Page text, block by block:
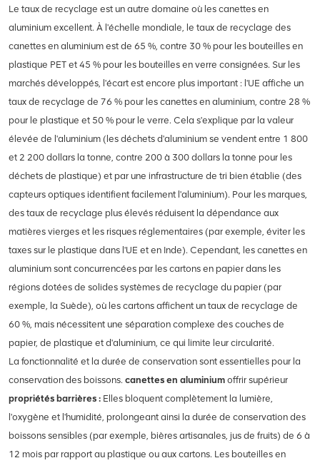
Le taux de recyclage est un autre domaine où les canettes en
aluminium excellent. À l'échelle mondiale, le taux de recyclage des
canettes en aluminium est de 65 %, contre 30 % pour les bouteilles en
plastique PET et 45 % pour les bouteilles en verre consignées. Sur les
marchés développés, l'écart est encore plus important : l'UE affiche un
taux de recyclage de 76 % pour les canettes en aluminium, contre 28 %
pour le plastique et 50 % pour le verre. Cela s'explique par la valeur
élevée de l'aluminium (les déchets d'aluminium se vendent entre 1 800
et 2 200 dollars la tonne, contre 200 à 300 dollars la tonne pour les
déchets de plastique) et par une infrastructure de tri bien établie (des
capteurs optiques identifient facilement l'aluminium). Pour les marques,
des taux de recyclage plus élevés réduisent la dépendance aux
matières vierges et les risques réglementaires (par exemple, éviter les
taxes sur le plastique dans l'UE et en Inde). Cependant, les canettes en
aluminium sont concurrencées par les cartons en papier dans les
régions dotées de solides systèmes de recyclage du papier (par
exemple, la Suède), où les cartons affichent un taux de recyclage de
60 %, mais nécessitent une séparation complexe des couches de
papier, de plastique et d'aluminium, ce qui limite leur circularité.
La fonctionnalité et la durée de conservation sont essentielles pour la
conservation des boissons. canettes en aluminium offrir supérieur
propriétés barrières : Elles bloquent complètement la lumière,
l'oxygène et l'humidité, prolongeant ainsi la durée de conservation des
boissons sensibles (par exemple, bières artisanales, jus de fruits) de 6 à
12 mois par rapport au plastique ou aux cartons. Les bouteilles en